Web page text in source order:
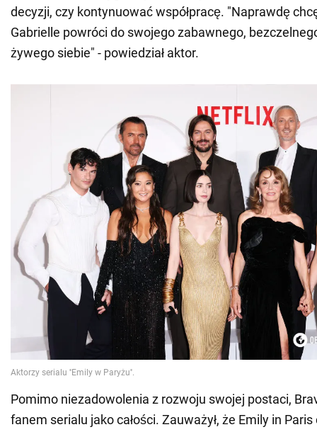
decyzji, czy kontynuować współpracę. "Naprawdę
Gabrielle powróci do swojego zabawnego,
żywego siebie" - powiedział aktor.
Pomimo niezadowolenia z rozwoju swojej postaci,
fanem serialu jako całości. Zauważył, że Emily in Paris